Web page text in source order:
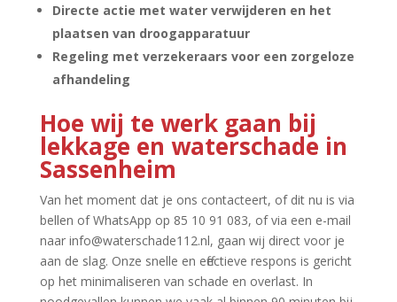
Directe actie met water verwijderen en het
plaatsen van droogapparatuur
Regeling met verzekeraars voor een zorgeloze
afhandeling
Hoe wij te werk gaan bij
lekkage en waterschade in
Sassenheim
Van het moment dat je ons contacteert, of dit nu is via
bellen of WhatsApp op 85 10 91 083, of via een e-mail
naar info@waterschade112.​nl, gaan wij direct voor je
aan de slag.​ Onze snelle en effectieve respons is gericht
op het minimaliseren van schade en overlast.​ In